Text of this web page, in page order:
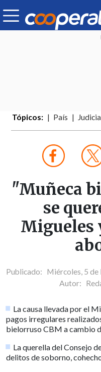
Tópicos: País
"Muñeca
se
Migueles
Publicado: Miércoles, 5
Autor:
La causa llevada por el
pagos irregulares
bielorruso CBM a cambio
La querella del Consejo
delitos de soborno,